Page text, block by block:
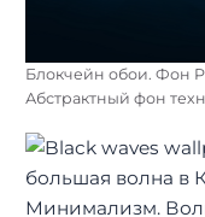
Блокчейн обои. Фон
Абстрактный фон